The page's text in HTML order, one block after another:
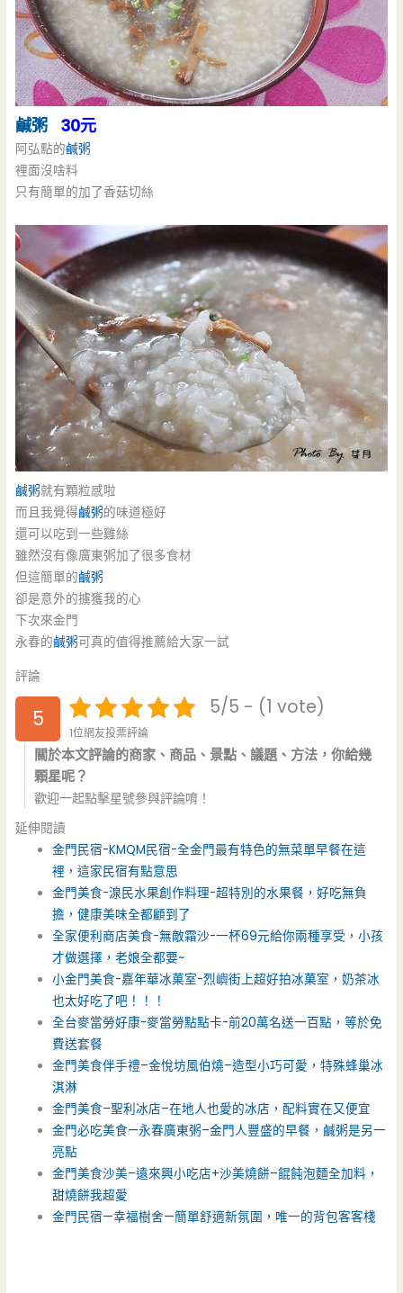
鹹粥 30元
阿弘點的鹹粥
裡面沒啥料
只有簡單的加了香菇切絲
鹹粥就有顆粒感啦
而且我覺得鹹粥的味道極好
還可以吃到一些雞絲
雖然沒有像廣東粥加了很多食材
但這簡單的鹹粥
卻是意外的擄獲我的心
下次來金門
永春的鹹粥可真的值得推薦給大家一試
評論
5 5/5 - (1 vote)
1位網友投票評論
關於本文評論的商家、商品、景點、議題、方法，你給幾
顆星呢？
歡迎一起點擊星號參與評論唷！
延伸閱讀
金門民宿-KMQM民宿-全金門最有特色的無菜單早餐在這
裡，這家民宿有點意思
金門美食-湶民水果創作料理-超特別的水果餐，好吃無負
擔，健康美味全都顧到了
全家便利商店美食-無敵霜沙-一杯69元給你兩種享受，小孩
才做選擇，老娘全都要~
小金門美食-嘉年華冰菓室-烈嶼街上超好拍冰菓室，奶茶冰
也太好吃了吧！！！
全台麥當勞好康-麥當勞點點卡-前20萬名送一百點，等於免
費送套餐
金門美食伴手禮–金悅坊風伯燒–造型小巧可愛，特殊蜂巢冰
淇淋
金門美食–聖利冰店–在地人也愛的冰店，配料實在又便宜
金門必吃美食—永春廣東粥–金門人豐盛的早餐，鹹粥是另一
亮點
金門美食沙美–遠來興小吃店+沙美燒餅–餛飩泡麵全加料，
甜燒餅我超愛
金門民宿—幸福樹舍—簡單舒適新氛圍，唯一的背包客客棧